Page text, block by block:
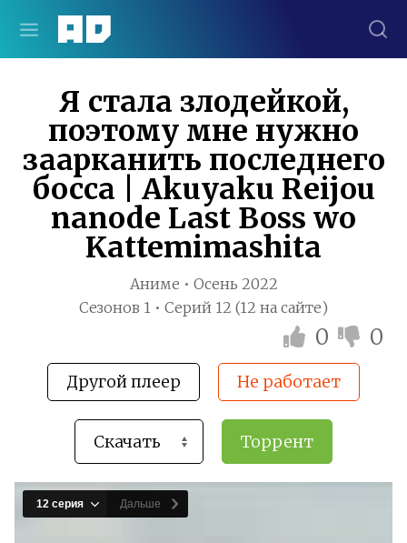
Я стала злодейкой,
поэтому мне нужно
заарканить последнего
босса | Akuyaku Reijou
nanode Last Boss wo
Kattemimashita
Аниме • Осень 2022
Сезонов 1 • Серий 12 (12 на сайте)
0 0
Другой плеер Не работает
Торрент